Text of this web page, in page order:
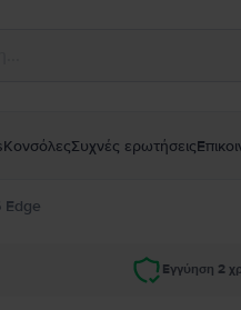
ΚονσόλεςΣυχνές ερωτήσεις
Edge
Εγγύηση 2